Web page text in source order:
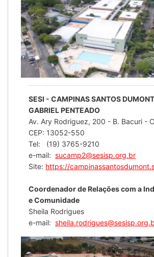
SESI - CAMPINAS SANTOS
GABRIEL PENTEADO
Av. Ary Rodriguez, 200 - B. Bacuri -
CEP: 13052-550
Tel: (19) 3765-9210
e-mail: sucamp2@sesisp.org.br
Site: https://
Coordenador de Relações com a
e Comunidade
Sheila Rodrigues
e-mail: